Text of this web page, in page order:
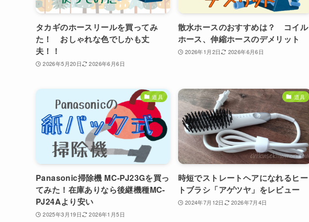
タカギのホースリールを買ってみ
た！ おしゃれな色でしかも丈
夫！！
2026年5月20日 2026年6月6日
散水ホースのおすすめは？ コイル
ホース、伸縮ホースのデメリット
2026年1月2日 2026年6月6日
道具
Panasonic掃除機 MC-PJ23Gを買っ
てみた！在庫ありなら後継機種MC-
PJ24Aより安い
2025年3月19日 2026年1月5日
道具
時短でストレートヘアになれるヒー
トブラシ「アゲツヤ」をレビュー
2024年7月12日 2026年7月4日